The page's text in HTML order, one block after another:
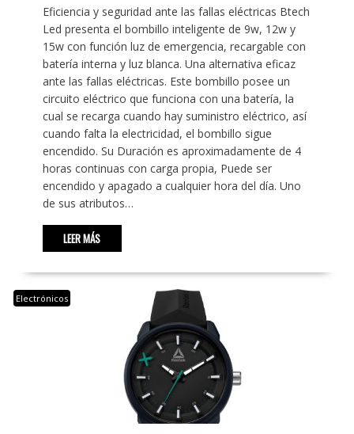
Eficiencia y seguridad ante las fallas eléctricas Btech
Led presenta el bombillo inteligente de 9w, 12w y
15w con función luz de emergencia, recargable con
batería interna y luz blanca. Una alternativa eficaz
ante las fallas eléctricas. Este bombillo posee un
circuito eléctrico que funciona con una batería, la
cual se recarga cuando hay suministro eléctrico, así
cuando falta la electricidad, el bombillo sigue
encendido. Su Duración es aproximadamente de 4
horas continuas con carga propia, Puede ser
encendido y apagado a cualquier hora del día. Uno
de sus atributos…
LEER MÁS
Electrónicos